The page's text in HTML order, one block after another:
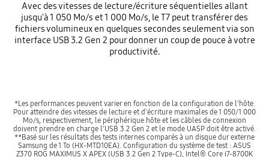
Avec des vitesses de lecture/écriture séquentielles allant
jusqu'à 1 050 Mo/s et 1 000 Mo/s, le T7 peut transférer des
fichiers volumineux en quelques secondes seulement via son
interface USB 3.2 Gen 2 pour donner un coup de pouce à votre
productivité.
*Les performances peuvent varier en fonction de la configuration de l'hôte.
Pour atteindre des vitesses de lecture et d'écriture maximales de 1 050/1 000
Mo/s, respectivement, le périphérique hôte et les câbles de connexion
doivent prendre en charge l'USB 3.2 Gen 2 et le mode UASP doit être activé.
**Basé sur les résultats des tests internes comparés à un disque dur externe
Samsung de 1 To (HX-MTD10EA). Configuration du système de test : ASUS
Z370 ROG MAXIMUS X APEX (USB 3.2 Gen 2 Type-C), Intel® Core i7-8700K